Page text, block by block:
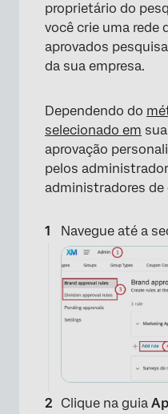
proprietário do
você crie uma rede
aprovados
da sua empresa.
Dependendo do
selecionado em
aprovação
pelos
administradores de
Navegue até a
Clique na guia